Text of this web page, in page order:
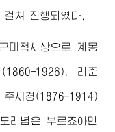
쳐 진행되였다.
대적사상으로 계몽
(1860-1926), 리준
시경(1876-1914)
리념은 부르죠아민